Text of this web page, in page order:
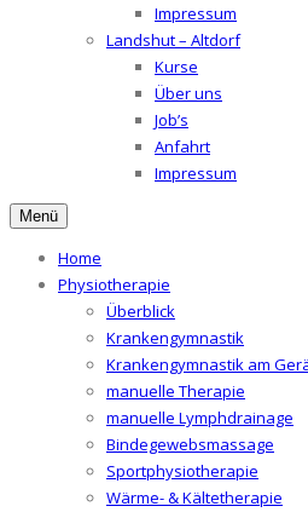
Impressum
Landshut – Altdorf
Kurse
Über uns
Job’s
Anfahrt
Impressum
Menü
Home
Physiotherapie
Überblick
Krankengymnastik
Krankengymnastik am
manuelle Therapie
manuelle Lymphdrainage
Bindegewebsmassage
Sportphysiotherapie
Wärme- & Kältetherapie